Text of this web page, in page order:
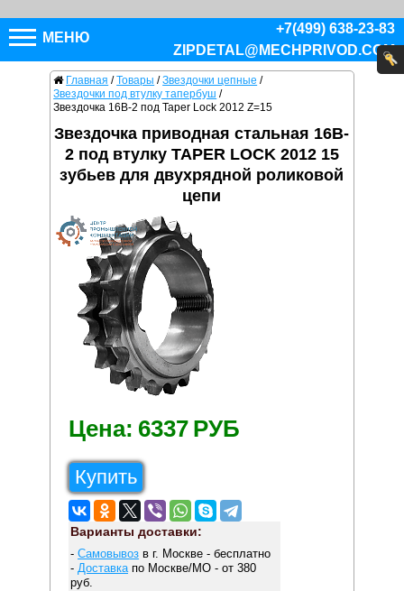
МЕНЮ
+7(499) 638-23-83
ZIPDETAL@MECHPRIVOD.COM
Главная / Товары / Звездочки цепные /
Звездочки под втулку тапербуш /
Звездочка 16B-2 под Taper Lock 2012 Z=15
Звездочка приводная стальная 16B-
2 под втулку TAPER LOCK 2012 15
зубьев для двухрядной роликовой
цепи
Цена: 6337 РУБ
Купить
Варианты доставки:
- Самовывозв г. Москве - бесплатно
- Доставкапо Москве/МО - от 380
руб.